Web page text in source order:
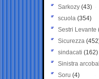
Sarkozy (43)
scuola (354)
Sestri Levante
Sicurezza
sindacati (162)
Sinistra
Soru (4)